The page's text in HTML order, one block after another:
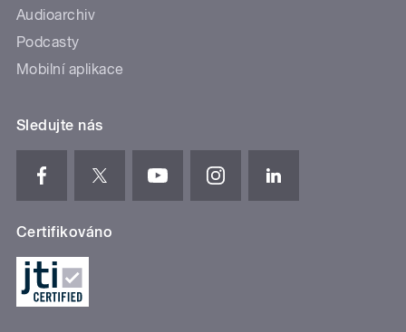
Audioarchiv
Podcasty
Mobilní aplikace
Sledujte nás
Certifikováno